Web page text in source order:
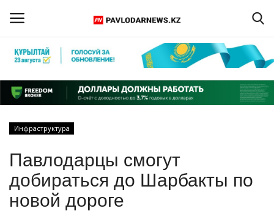
Регистрация
Главная
ПАВЛОДАРСКАЯ ОБЛАСТЬ
КАЗАХСТАН
Инфраструктура
Павлодарцы смогут
добираться до Шарбакты по
новой дороге